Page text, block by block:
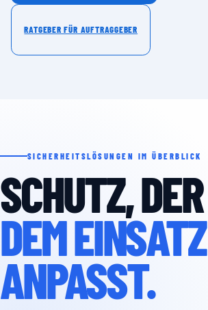
RATGEBER FÜR AUFTRAGGEBER
SICHERHEITSLÖSUNGEN IM ÜBERBLICK
SCHUTZ,
DEM EINSATZ
ANPASST.